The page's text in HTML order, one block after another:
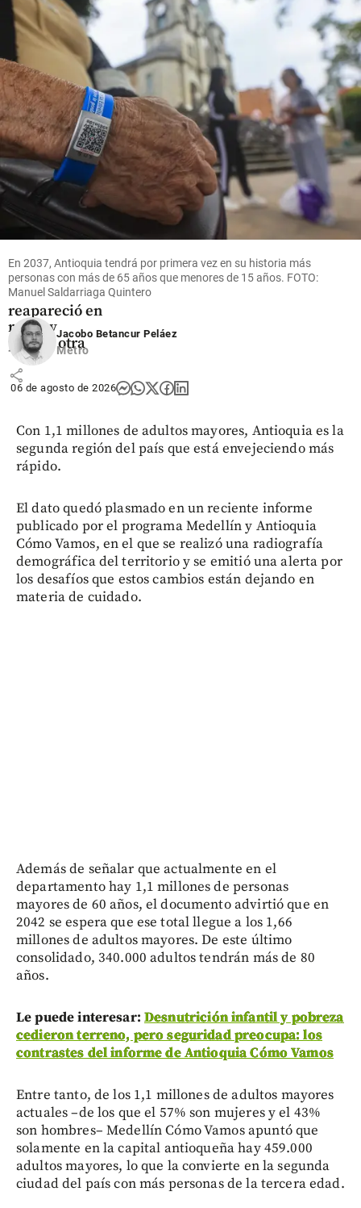
discurso
será
desde un
cantón
militar
share
polémica
alterna de
De La
Espriella?
share
López
ganó dos
oros y
rompió
récord
mundial
share
Entretenimiento
¡Está muy
cambiada!
Epa Colombia
reapareció en
redes y
parece otra
share
En 2037, Antioquia tendrá por primera vez en su historia más
personas con más de 65 años que menores de 15 años. FOTO:
Manuel Saldarriaga Quintero
Jacobo Betancur Peláez
Metro
06 de agosto de 2026
Con 1,1 millones de adultos mayores, Antioquia es la
segunda región del país que está envejeciendo más
rápido.
El dato quedó plasmado en un reciente informe
publicado por el programa Medellín y Antioquia
Cómo Vamos, en el que se realizó una radiografía
demográfica del territorio y se emitió una alerta por
los desafíos que estos cambios están dejando en
materia de cuidado.
Además de señalar que actualmente en el
departamento hay 1,1 millones de personas
mayores de 60 años, el documento advirtió que en
2042 se espera que ese total llegue a los 1,66
millones de adultos mayores. De este último
consolidado, 340.000 adultos tendrán más de 80
años.
Le puede interesar: Desnutrición infantil y pobreza
cedieron terreno, pero seguridad preocupa: los
contrastes del informe de Antioquia Cómo Vamos
Entre tanto, de los 1,1 millones de adultos mayores
actuales –de los que el 57% son mujeres y el 43%
son hombres– Medellín Cómo Vamos apuntó que
solamente en la capital antioqueña hay 459.000
adultos mayores, lo que la convierte en la segunda
ciudad del país con más personas de la tercera edad.